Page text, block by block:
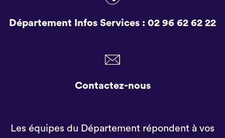
Département Infos Services : 02 96 62 62 22
Contactez-nous
Les équipes du Département répondent à vos